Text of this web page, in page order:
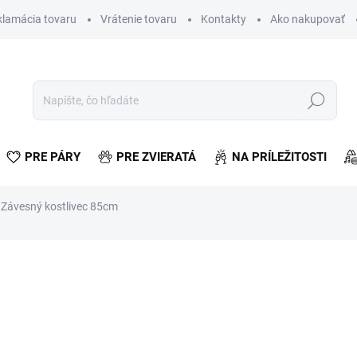
tovaru Vrátenie tovaru Kontakty Ako nakupovať
Hľadať
PRE PÁRY PRE ZVIERATÁ NA PRÍLEŽITOSTI
Závesný kostlivec 85cm